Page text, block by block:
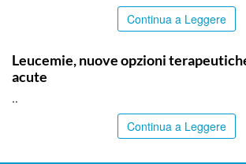
Continua a Leggere
Leucemie, nuove opzioni
acute
..
Continua a Leggere